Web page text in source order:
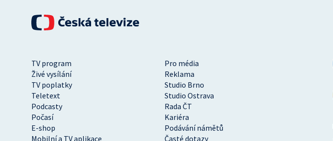
TV program
Pro média
Živé vysílání
Reklama
TV poplatky
Studio Brno
Teletext
Studio Ostrava
Podcasty
Rada ČT
Počasí
Kariéra
E-shop
Podávání námětů
Mobilní a TV aplikace
Časté dotazy